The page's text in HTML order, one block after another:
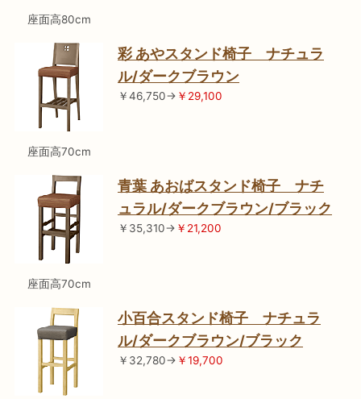
座面高80cm
座面高70cm
彩 あやスタンド椅子 ナチュラ
ル/ダークブラウン
￥46,750→ ￥29,100
座面高70cm
青葉 あおばスタンド椅子 ナチ
ュラル/ダークブラウン/ブラック
￥35,310→ ￥21,200
小百合スタンド椅子 ナチュラ
ル/ダークブラウン/ブラック
￥32,780→ ￥19,700